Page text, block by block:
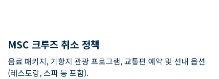
MSC 크루즈 취소 정책
음료 패키지, 기항지 관광 프로그램, 교통편 예약 및 선내 옵션
(레스토랑, 스파 등 포함).